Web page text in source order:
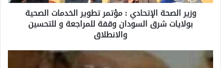
وزير الصحة الإتحادي : مؤتمر تطوير الخدمات الصحية
بولايات شرق السودان وقفة للمراجعة و للتحسين
والانطلاق